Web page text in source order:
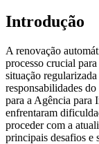
Introdução
A renovação
processo crucial
situação
responsabilidades
para a Agência
enfrentaram
proceder com a
principais desafios e